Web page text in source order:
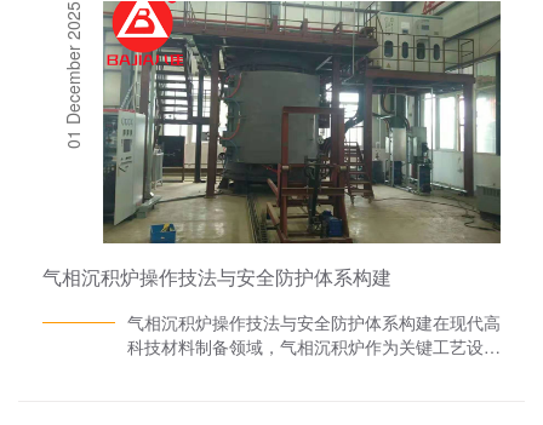
01 December 2025
气相沉积炉操作技法与安全防护体系构建
气相沉积炉操作技法与安全防护体系构建在现代高
科技材料制备领域，气相沉积炉作为关键工艺设